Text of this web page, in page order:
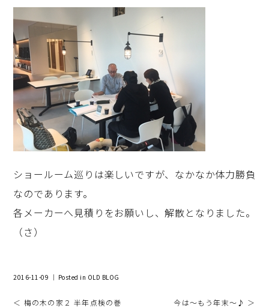
ショールーム巡りは楽しいですが、なかなか体力勝負
なのであります。
各メーカーへ見積りをお願いし、解散となりました。
（さ）
2016-11-09 ｜ Posted in OLD BLOG
＜ 梅の木の家２ 半年点検の巻 今は～もう年末～♪ ＞